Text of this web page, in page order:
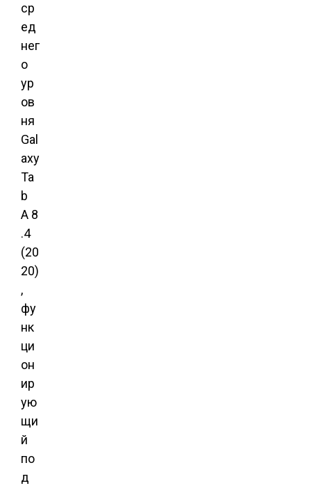
ср
ед
нег
о
ур
ов
ня
Gal
axy
Ta
b
A 8
.4
(20
20)
,
фу
нк
ци
он
ир
ую
щи
й
по
д